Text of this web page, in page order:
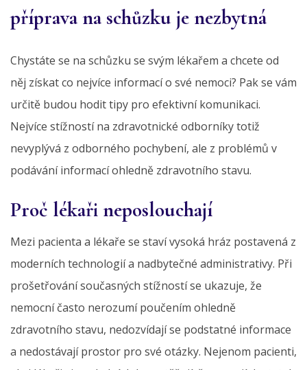
příprava na schůzku je nezbytná
Chystáte se na schůzku se svým lékařem a chcete od
něj získat co nejvíce informací o své nemoci? Pak se vám
určitě budou hodit tipy pro efektivní komunikaci.
Nejvíce stížností na zdravotnické odborníky totiž
nevyplývá z odborného pochybení, ale z problémů v
podávání informací ohledně zdravotního stavu.
Proč lékaři neposlouchají
Mezi pacienta a lékaře se staví vysoká hráz postavená z
moderních technologií a nadbytečné administrativy. Při
prošetřování současných stížností se ukazuje, že
nemocní často nerozumí poučením ohledně
zdravotního stavu, nedozvídají se podstatné informace
a nedostávají prostor pro své otázky. Nejenom pacienti,